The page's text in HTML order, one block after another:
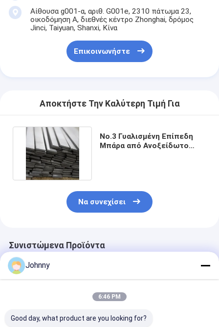
Αίθουσα g001-α, αριθ. G001e, 2310 πάτωμα 23,
οικοδόμηση Α, διεθνές κέντρο Zhonghai, δρόμος
Jinci, Taiyuan, Shanxi, Κίνα
Επικοινωνήστε
Αποκτήστε Την Καλύτερη Τιμή Για
Νο.3 Γυαλισμένη Επίπεδη
Μπάρα από Ανοξείδωτο
Να συνεχίσει
Συνιστώμενα Προϊόντα
Johnny
6:46 PM
Good day, what product are you looking for?